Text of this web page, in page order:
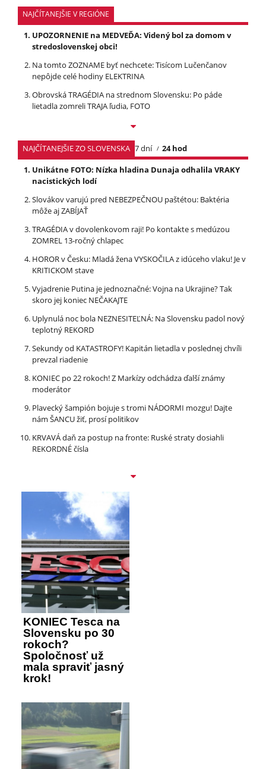
NAJČÍTANEJŠIE V REGIÓNE
UPOZORNENIE na MEDVEĎA: Videný bol za domom v
stredoslovenskej obci!
Na tomto ZOZNAME byť nechcete: Tisícom Lučenčanov
nepôjde celé hodiny ELEKTRINA
Obrovská TRAGÉDIA na strednom Slovensku: Po páde
lietadla zomreli TRAJA ľudia, FOTO
NAJČÍTANEJŠIE ZO SLOVENSKA 7 dní
24 hod
Unikátne FOTO: Nízka hladina Dunaja odhalila VRAKY
nacistických lodí
Slovákov varujú pred NEBEZPEČNOU paštétou: Baktéria
môže aj ZABÍJAŤ
TRAGÉDIA v dovolenkovom raji! Po kontakte s medúzou
ZOMREL 13-ročný chlapec
HOROR v Česku: Mladá žena VYSKOČILA z idúceho vlaku! Je v
KRITICKOM stave
Vyjadrenie Putina je jednoznačné: Vojna na Ukrajine? Tak
skoro jej koniec NEČAKAJTE
Uplynulá noc bola NEZNESITEĽNÁ: Na Slovensku padol nový
teplotný REKORD
Sekundy od KATASTROFY! Kapitán lietadla v poslednej chvíli
prevzal riadenie
KONIEC po 22 rokoch! Z Markízy odchádza ďalší známy
moderátor
Plavecký šampión bojuje s tromi NÁDORMI mozgu! Dajte
nám ŠANCU žiť, prosí politikov
KRVAVÁ daň za postup na fronte: Ruské straty dosiahli
REKORDNÉ čísla
KONIEC Tesca na
Slovensku po 30
rokoch?
Spoločnosť už
mala spraviť jasný
krok!